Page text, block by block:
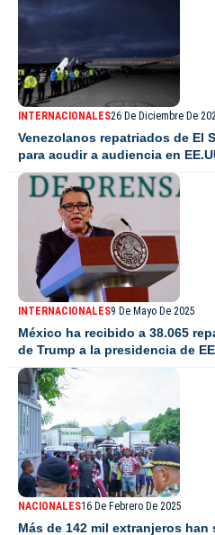
INTERNACIONALES26 De Diciembre De
Venezolanos repatriados de El
para acudir a audiencia en
INTERNACIONALES9 De Mayo De 2025
México ha recibido a 38.065
de Trump a la presidencia de
NACIONALES16 De Febrero De 2025
Más de 142 mil extranjeros